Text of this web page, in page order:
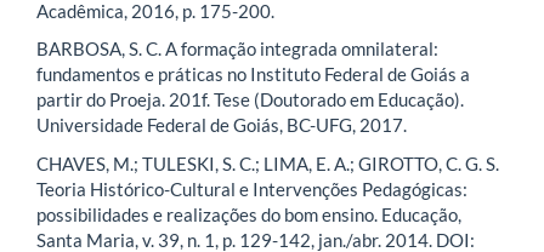
Acadêmica, 2016, p. 175-200.
BARBOSA, S. C. A formação integrada omnilateral:
fundamentos e práticas no Instituto Federal de Goiás a
partir do Proeja. 201f. Tese (Doutorado em Educação).
Universidade Federal de Goiás, BC-UFG, 2017.
CHAVES, M.; TULESKI, S. C.; LIMA, E. A.; GIROTTO, C. G. S.
Teoria Histórico-Cultural e Intervenções Pedagógicas:
possibilidades e realizações do bom ensino. Educação,
Santa Maria, v. 39, n. 1, p. 129-142, jan./abr. 2014. DOI: